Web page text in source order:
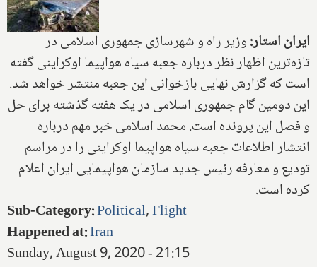
ایران استار:وزیر راه و شهرسازی جمهوری اسلامی در
تازه‌ترین اظهار نظر درباره جعبه سیاه هواپیما اوکراینی گفته
است که گزارش نهایی بازخوانی این جعبه منتشر خواهد شد.
این دومین گام جمهوری اسلامی در یک هفته گذشته برای حل
و فصل این پرونده است. محمد اسلامی خبر مهم درباره
انتشار اطلاعات جعبه سیاه هواپیما اوکراینی را در مراسم
تودیع و معارفه رئیس جدید سازمان هواپیمایی ایران اعلام
کرده است.
Sub-Category:Political,Flight
Happened at:Iran
Sunday, August 9, 2020 - 21:15